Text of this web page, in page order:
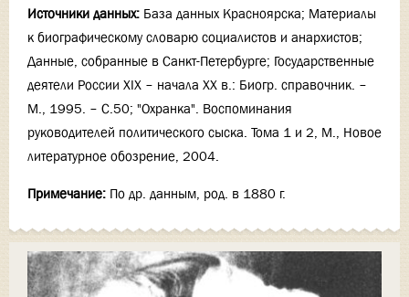
Источники данных: База данных Красноярска; Материалы
к биографическому словарю социалистов и анархистов;
Данные, собранные в Санкт-Петербурге; Государственные
деятели России XIX – начала XX в.: Биогр. справочник. –
М., 1995. – С.50; "Охранка". Воспоминания
руководителей политического сыска. Тома 1 и 2, М., Новое
литературное обозрение, 2004.
Примечание: По др. данным, род. в 1880 г.